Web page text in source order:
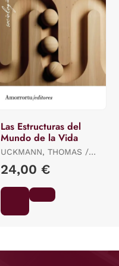
Las Estructuras del
Mundo de la Vida
UCKMANN, THOMAS /
24,00 €